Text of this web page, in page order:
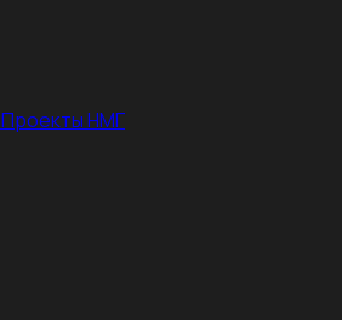
Проекты НМГ